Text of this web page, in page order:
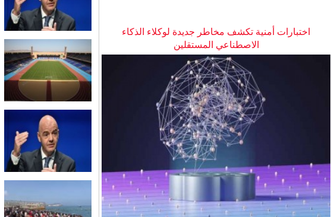
اختبارات أمنية تكشف مخاطر جديدة لوكلاء الذكاء
الاصطناعي المستقلين